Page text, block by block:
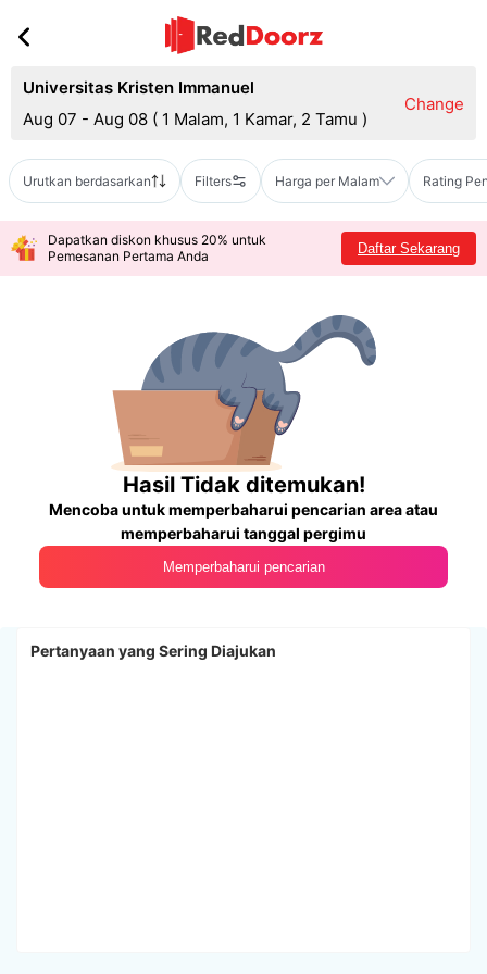
Universitas Kristen Immanuel
Aug 07 - Aug 08 ( 1 Malam, 1 Kamar, 2 Tamu )
Change
Urutkan berdasarkan Filters Harga per Malam Rating
Dapatkan diskon khusus 20% untuk
Pemesanan Pertama Anda
Daftar Sekarang
Hasil Tidak ditemukan!
Mencoba untuk memperbaharui pencarian area atau
memperbaharui tanggal pergimu
Memperbaharui pencarian
Pertanyaan yang Sering Diajukan